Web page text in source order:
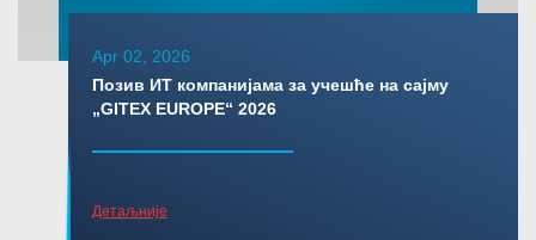
Apr 02, 2026
Позив ИТ компанијама за учешће на сајму
„GITEX EUROPE“ 2026
Детаљније